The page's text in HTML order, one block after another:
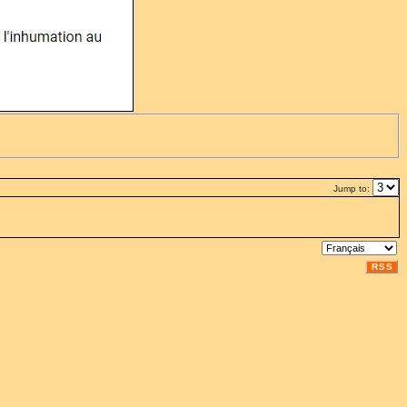
Jump to:
RSS